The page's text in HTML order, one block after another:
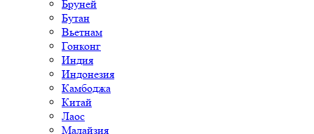
Бруней
Бутан
Вьетнам
Гонконг
Индия
Индонезия
Камбоджа
Китай
Лаос
Малайзия